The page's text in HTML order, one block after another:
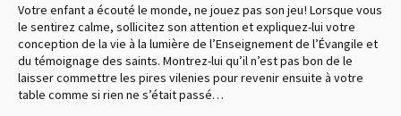
Votre enfant a écouté le monde, ne jouez pas son jeu ! Lorsque vous
le sentirez calme, sollicitez son attention et expliquez-lui votre
conception de la vie à la lumière de l’Enseignement de l’Évangile et
du témoignage des saints. Montrez-lui qu’il n’est pas bon de le
laisser commettre les pires vilenies pour revenir ensuite à votre
table comme si rien ne s’était passé…